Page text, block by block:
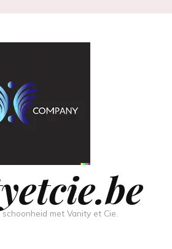
met Vanity et Cie.